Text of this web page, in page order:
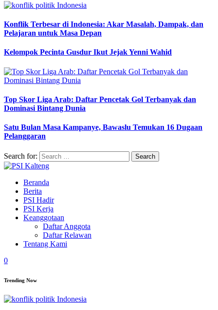
Konflik Terbesar di Indonesia: Akar Masalah, Dampak, dan
Pelajaran untuk Masa Depan
Kelompok Pecinta Gusdur Ikut Jejak Yenni Wahid
Top Skor Liga Arab: Daftar Pencetak Gol Terbanyak dan
Dominasi Bintang Dunia
Satu Bulan Masa Kampanye, Bawaslu Temukan 16 Dugaan
Pelanggaran
Search for:
Beranda
Berita
PSI Hadir
PSI Kerja
Keanggotaan
Daftar Anggota
Daftar Relawan
Tentang Kami
0
Trending Now